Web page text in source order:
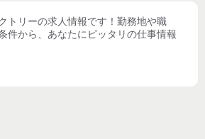
トリーの求人情報です！勤務地や職
件から、あなたにピッタリの仕事情報